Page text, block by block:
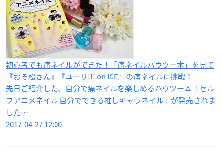
初心者でも痛ネイルができた！「痛ネイルハウツー本」を見て
『おそ松さん』『ユーリ!!! on ICE』の痛ネイルに挑戦！
先日ご紹介した、自分で痛ネイルを楽しめるハウツー本「セル
フアニメネイル 自分でできる推しキャラネイル」が発売されま
した…
2017-04-27 12:00